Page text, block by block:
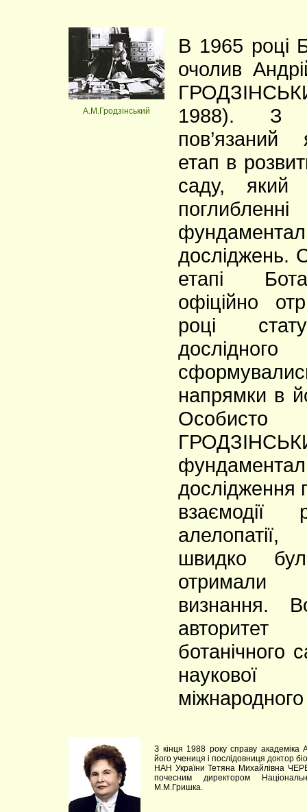
А.М.Гродзінський
В 1965 році
очолив
1988). З
пов’язаний
етап в
саду, який
досліджень.
етапі
офіційно
році
напрямки в
дослідження
взаємодії
швидко
отримали
визнання.
авторитет
ботанічного
міжнародного
З кінця 1988 року справу
його учениця і послідовниця доктор
НАН України Тетяна Михайлівна
почесним директором
М.М.Гришка.